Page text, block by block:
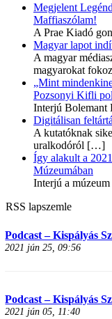
Megjelent
Maffiaszólam!
A Prae Kiadó
Magyar lapot
A magyar
magyarokat
„Mint
Pozsonyi Kifli
Interjú Bolemant
Digitálisan
A kutatóknak
uralkodóról […]
Így alakult a
Múzeumában
Interjú a
RSS lapszemle
Podcast – Kispályás
2021 jún 25, 09:56
Podcast – Kispályás
2021 jún 05, 11:40